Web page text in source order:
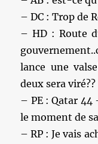
– DC : Trop de
– HD : Route
lance une
deux sera viré??
– PE : Qatar 44
le moment de
– RP : Je vais